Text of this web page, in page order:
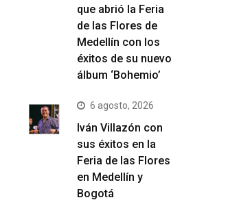
que abrió la Feria
de las Flores de
Medellín con los
éxitos de su nuevo
álbum ‘Bohemio’
6 agosto, 2026
Iván Villazón con
sus éxitos en la
Feria de las Flores
en Medellín y
Bogotá